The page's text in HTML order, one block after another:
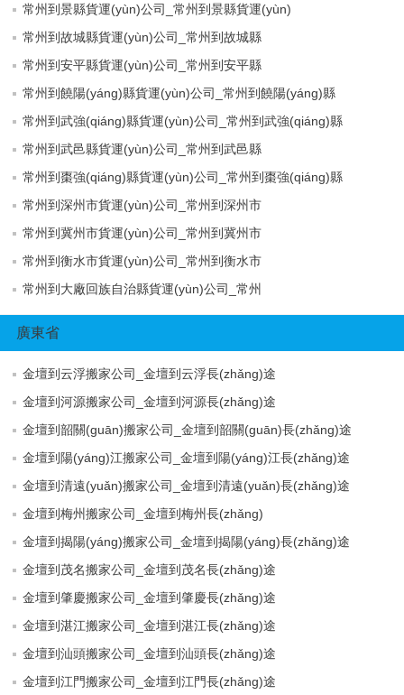
常州到景縣貨運(yùn)公司_常州到景縣貨運(yùn)
常州到故城縣貨運(yùn)公司_常州到故城縣
常州到安平縣貨運(yùn)公司_常州到安平縣
常州到饒陽(yáng)縣貨運(yùn)公司_常州到饒陽(yáng)縣
常州到武強(qiáng)縣貨運(yùn)公司_常州到武強(qiáng)縣
常州到武邑縣貨運(yùn)公司_常州到武邑縣
常州到棗強(qiáng)縣貨運(yùn)公司_常州到棗強(qiáng)縣
常州到深州市貨運(yùn)公司_常州到深州市
常州到冀州市貨運(yùn)公司_常州到冀州市
常州到衡水市貨運(yùn)公司_常州到衡水市
常州到大廠回族自治縣貨運(yùn)公司_常州
廣東省
金壇到云浮搬家公司_金壇到云浮長(zhǎng)途
金壇到河源搬家公司_金壇到河源長(zhǎng)途
金壇到韶關(guān)搬家公司_金壇到韶關(guān)長(zhǎng)途
金壇到陽(yáng)江搬家公司_金壇到陽(yáng)江長(zhǎng)途
金壇到清遠(yuǎn)搬家公司_金壇到清遠(yuǎn)長(zhǎng)途
金壇到梅州搬家公司_金壇到梅州長(zhǎng)
金壇到揭陽(yáng)搬家公司_金壇到揭陽(yáng)長(zhǎng)途
金壇到茂名搬家公司_金壇到茂名長(zhǎng)途
金壇到肇慶搬家公司_金壇到肇慶長(zhǎng)途
金壇到湛江搬家公司_金壇到湛江長(zhǎng)途
金壇到汕頭搬家公司_金壇到汕頭長(zhǎng)途
金壇到江門搬家公司_金壇到江門長(zhǎng)途